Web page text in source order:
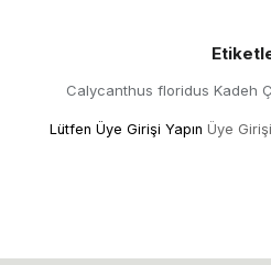
Calycanthus floridus Kadeh
Lütfen Üye Girişi Yapın Üye Girişi